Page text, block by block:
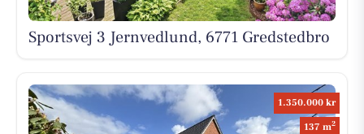
Sportsvej 3 Jernvedlund, 6771 Gredstedbro
1.350.000 kr
137 m2